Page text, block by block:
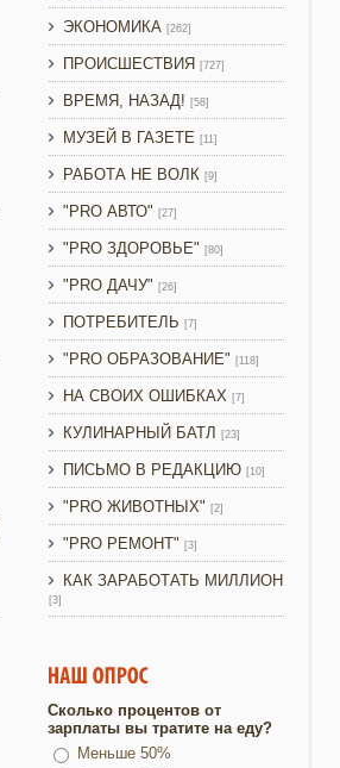
ЭКОНОМИКА [262]
ПРОИСШЕСТВИЯ [727]
ВРЕМЯ, НАЗАД! [58]
МУЗЕЙ В ГАЗЕТЕ [11]
РАБОТА НЕ ВОЛК [9]
"PRO АВТО" [27]
"PRO ЗДОРОВЬЕ" [80]
"PRO ДАЧУ" [26]
ПОТРЕБИТЕЛЬ [7]
"PRO ОБРАЗОВАНИЕ" [118]
НА СВОИХ ОШИБКАХ [7]
КУЛИНАРНЫЙ БАТЛ [23]
ПИСЬМО В РЕДАКЦИЮ [10]
"PRO ЖИВОТНЫХ" [2]
"PRO РЕМОНТ" [3]
КАК ЗАРАБОТАТЬ МИЛЛИОН
[3]
Сколько процентов от
зарплаты вы тратите на еду?
Меньше 50%